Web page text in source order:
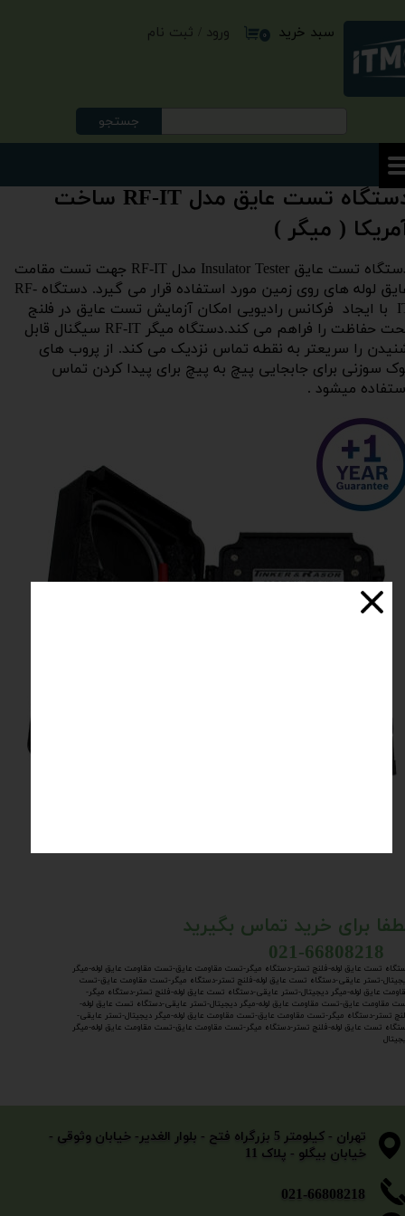
ورود ثبت نام
حساب کاربری من
تغییر گذر واژه
خروج از حساب کاربری
جستجو
۰ سبد خرید
دستگاه تست عایق مدل RF-IT ساخت
( میگر )
دستگاه تست عایق Insulator Tester مدل RF-IT جهت تست مقامت
عایق لوله های روی زمین مورد استفاده قرار می گیرد. دستگاه RF-
IT با ایجاد فرکانس رادیویی امکان آزمایش تست عایق در فلنج
تحت حفاظت را فراهم می کند.دستگاه میگر RF-IT سیگنال قابل
را سریعتر به نقطه تماس نزدیک می کند. از پروب های
سوزنی برای جابجایی پیچ به پیچ برای پیدا کردن تماس
میشود .
برای خرید تماس بگیرید
تست عایق لوله-فلنچ تستر-دستگاه میگر-تست مقاومت عایق-تست مقاومت عایق لوله-میگر
تستر عایقی-دستگاه تست عایق لوله-فلنچ تستر-دستگاه میگر-تست مقاومت عایق-تست
عایق لوله-میگر دیجیتال-تستر عایقی-دستگاه تست عایق لوله-فلنچ تستر-دستگاه میگر-
مقاومت عایق-تست مقاومت عایق لوله-میگر دیجیتال-تستر عایقی-دستگاه تست عایق لوله-
تستر-دستگاه میگر-تست مقاومت عایق-تست مقاومت عایق لوله-میگر دیجیتال-تستر عایقی-
تست عایق لوله-فلنچ تستر-دستگاه میگر-تست مقاومت عایق-تست مقاومت عایق لوله-میگر
​​​​​021-66808218
​​​​​​​تهران - کیلومتر 5 بزرگراه فتح - بلوار الغدیر- خیابان وثوقی -
خیابان بیگلو - پلاک 11